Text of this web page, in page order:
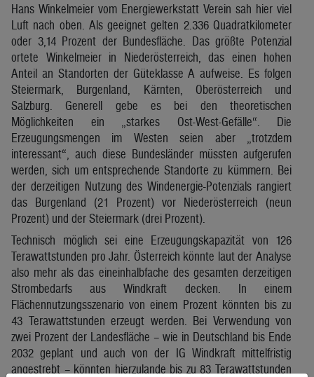
Hans Winkelmeier vom Energiewerkstatt Verein sah hier viel
Luft nach oben. Als geeignet gelten 2.336 Quadratkilometer
oder 3,14 Prozent der Bundesfläche. Das größte Potenzial
ortete Winkelmeier in Niederösterreich, das einen hohen
Anteil an Standorten der Güteklasse A aufweise. Es folgen
Steiermark, Burgenland, Kärnten, Oberösterreich und
Salzburg. Generell gebe es bei den theoretischen
Möglichkeiten ein „starkes Ost-West-Gefälle“. Die
Erzeugungsmengen im Westen seien aber „trotzdem
interessant“, auch diese Bundesländer müssten aufgerufen
werden, sich um entsprechende Standorte zu kümmern. Bei
der derzeitigen Nutzung des Windenergie-Potenzials rangiert
das Burgenland (21 Prozent) vor Niederösterreich (neun
Prozent) und der Steiermark (drei Prozent).
Technisch möglich sei eine Erzeugungskapazität von 126
Terawattstunden pro Jahr. Österreich könnte laut der Analyse
also mehr als das eineinhalbfache des gesamten derzeitigen
Strombedarfs aus Windkraft decken. In einem
Flächennutzungsszenario von einem Prozent könnten bis zu
43 Terawattstunden erzeugt werden. Bei Verwendung von
zwei Prozent der Landesfläche – wie in Deutschland bis Ende
2032 geplant und auch von der IG Windkraft mittelfristig
angestrebt – könnten hierzulande bis zu 83 Terawattstunden